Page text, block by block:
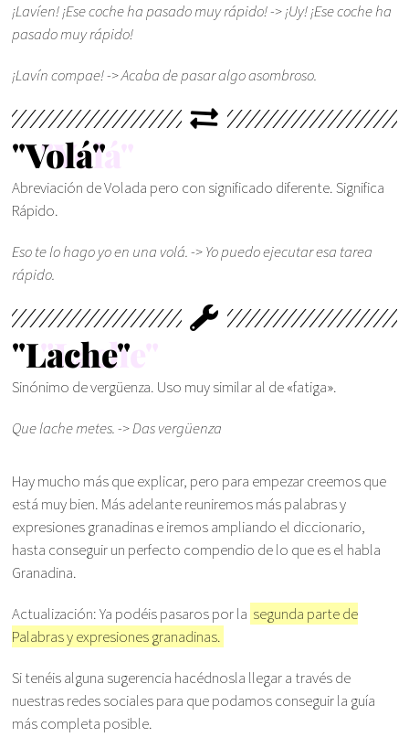
¡Lavíen! ¡Ese coche ha pasado muy rápido! -> ¡Uy! ¡Ese coche ha
pasado muy rápido!
¡Lavín compae! -> Acaba de pasar algo asombroso.
"Volá"
Abreviación de Volada pero con significado diferente. Significa
Rápido.
Eso te lo hago yo en una volá. -> Yo puedo ejecutar esa tarea
rápido.
"Lache"
Sinónimo de vergüenza. Uso muy similar al de «fatiga».
Que lache metes. -> Das vergüenza
Hay mucho más que explicar, pero para empezar creemos que
está muy bien. Más adelante reuniremos más palabras y
expresiones granadinas e iremos ampliando el diccionario,
hasta conseguir un perfecto compendio de lo que es el habla
Granadina.
Actualización: Ya podéis pasaros por la segunda parte de
Palabras y expresiones granadinas.
Si tenéis alguna sugerencia hacédnosla llegar a través de
nuestras redes sociales para que podamos conseguir la guía
más completa posible.